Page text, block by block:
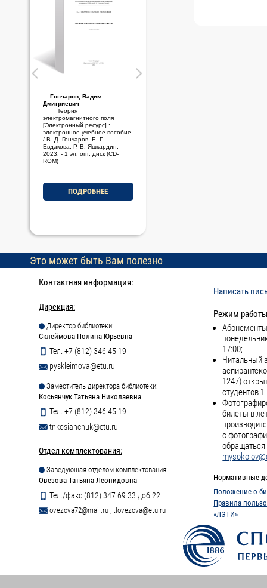
Гончаров, Вадим
Дмитриевич
Теория
электромагнитного поля
[Электронный ресурс] :
электронное учебное пособие
/ В. Д. Гончаров, Е. Г.
Евдакова, Р. В. Яшкардин,
2023. - 1 эл. опт. диск (CD-
ROM)
ПОДРОБНЕЕ
деятельности [Электронный
ресурс] : электронное учебно-
методическое пособие / А. Л.
2023. - 1 эл. опт. диск (CD-
ROM)
ПОДРОБНЕЕ
Это может быть Вам полезно
Контактная информация:
Дирекция:
Директор библиотеки:
Склеймова Полина Юрьевна
Тел. +7 (812) 346 45 19
pyskleimova@etu.ru
Заместитель директора библиотеки:
Косьянчук Татьяна Николаевна
Тел. +7 (812) 346 45 19
tnkosianchuk@etu.ru
Отдел комплектования:
Заведующая отделом комплектования:
Овезова Татьяна Леонидовна
Тел./факс (812) 347 69 33 доб.22
ovezova72@mail.ru ; tlovezova@etu.ru
Написать
Режим
17:00;
Читальный
1247)
студентов
билеты в
с
обращаться
Нормативные
Положение о
Правила
«ЛЭТИ»